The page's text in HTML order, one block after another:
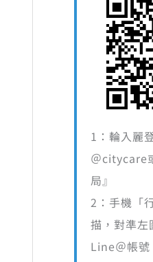
1：輪入麗
＠citycare
局』
2：手機「
描，對準左
Line＠帳號